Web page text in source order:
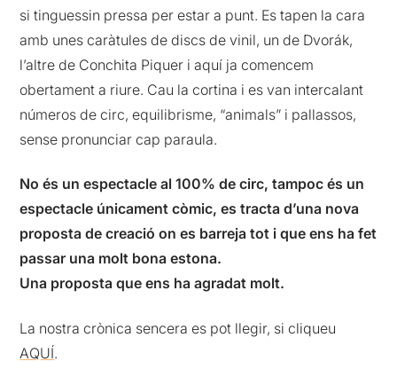
si tinguessin pressa per estar a punt. Es tapen la cara
amb unes caràtules de discs de vinil, un de Dvorák,
l’altre de Conchita Piquer i aquí ja comencem
obertament a riure. Cau la cortina i es van intercalant
números de circ, equilibrisme, “animals” i pallassos,
sense pronunciar cap paraula.
No és un espectacle al 100% de circ, tampoc és un
espectacle únicament còmic, es tracta d’una nova
proposta de creació on es barreja tot i que ens ha fet
passar una molt bona estona.
Una proposta que ens ha agradat molt.
La nostra crònica sencera es pot llegir, si cliqueu
AQUÍ.